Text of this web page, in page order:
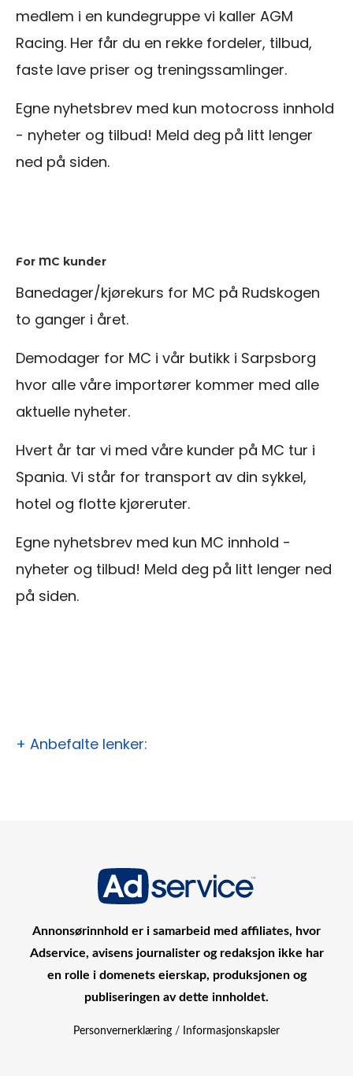
medlem i en kundegruppe vi kaller AGM
Racing. Her får du en rekke fordeler, tilbud,
faste lave priser og treningssamlinger.
Egne nyhetsbrev med kun motocross innhold
- nyheter og tilbud! Meld deg på litt lenger
ned på siden.
For MC kunder
Banedager/kjørekurs for MC på Rudskogen
to ganger i året.
Demodager for MC i vår butikk i Sarpsborg
hvor alle våre importører kommer med alle
aktuelle nyheter.
Hvert år tar vi med våre kunder på MC tur i
Spania. Vi står for transport av din sykkel,
hotel og flotte kjøreruter.
Egne nyhetsbrev med kun MC innhold -
nyheter og tilbud! Meld deg på litt lenger ned
på siden.
+ Anbefalte lenker:
Annonsørinnhold er i samarbeid med affiliates, hvor
Adservice, avisens journalister og redaksjon ikke har
en rolle i domenets eierskap, produksjonen og
publiseringen av dette innholdet.
Personvernerklæring / Informasjonskapsler